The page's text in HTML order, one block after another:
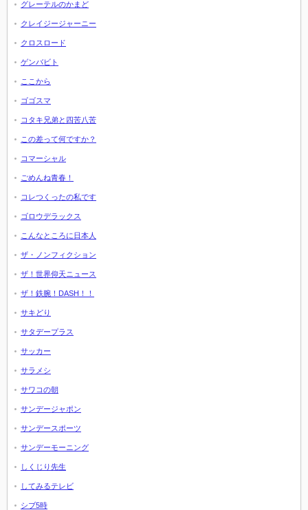
グレーテルのかまど
クレイジージャーニー
クロスロード
ゲンバビト
ここから
ゴゴスマ
コタキ兄弟と四苦八苦
この差って何ですか？
コマーシャル
ごめんね青春！
コレつくったの私です
ゴロウデラックス
こんなところに日本人
ザ・ノンフィクション
ザ！世界仰天ニュース
ザ！鉄腕！DASH！！
サキどり
サタデープラス
サッカー
サラメシ
サワコの朝
サンデージャポン
サンデースポーツ
サンデーモーニング
しくじり先生
してみるテレビ
シブ5時